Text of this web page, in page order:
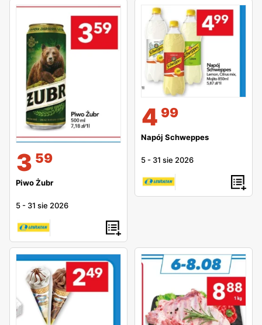
3 59
Piwo Żubr
5 - 31 sie 2026
4 99
Napój Schweppes
5 - 31 sie 2026